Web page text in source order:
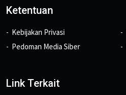
Ketentuan
Kebijakan Privasi
Pedoman Media Siber
Link Terkait